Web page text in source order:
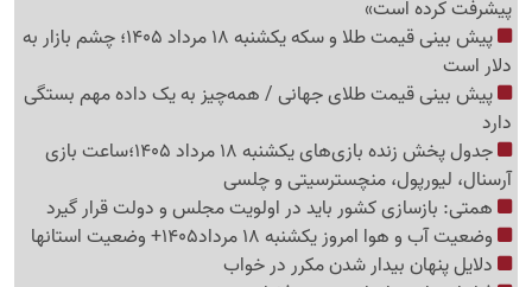
پیشرفت کرده است»
پیش بینی قیمت طلا و سکه یکشنبه 18 مرداد 1405؛ چشم بازار به
دلار است
پیش بینی قیمت طلای جهانی / همه‌چیز به یک داده مهم بستگی
دارد
جدول پخش زنده بازی‌های یکشنبه 18 مرداد 1405؛ساعت بازی
آرسنال، لیورپول، منچسترسیتی و چلسی
همتی: بازسازی کشور باید در اولویت مجلس و دولت قرار گیرد
وضعیت آب و هوا امروز یکشنبه 18 مرداد1405+ وضعیت استانها
دلایل پنهان بیدار شدن مکرر در خواب